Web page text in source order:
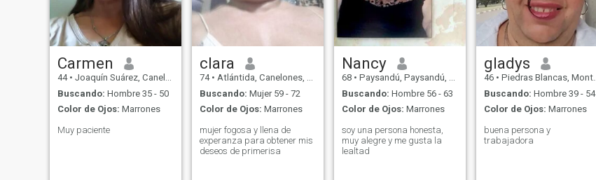
Carmen
44 • Joaquín Suárez, Canelones, Uruguay
Buscando: Hombre 35 - 50
Color de Ojos: Marrones
Muy paciente
clara
74 • Atlántida, Canelones, Uruguay
Buscando: Mujer 59 - 72
Color de Ojos: Marrones
mujer fogosa y llena de
experanza para obtener mis
deseos de primerisa
Nancy
68 • Paysandú, Paysandú, Uruguay
Buscando: Hombre 56 - 63
Color de Ojos: Marrones
soy una persona honesta,
muy alegre y me gusta la
lealtad
gladys
46 • Piedras Blancas, Montevideo, Uruguay
Buscando: Hombre 39 - 54
Color de Ojos: Marrones
buena persona y
trabajadora